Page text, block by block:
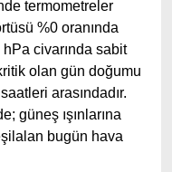
termometreler
%0 oranında
hPa civarında sabit
olan gün doğumu
arasındadır.
güneş ışınlarına
bugün hava